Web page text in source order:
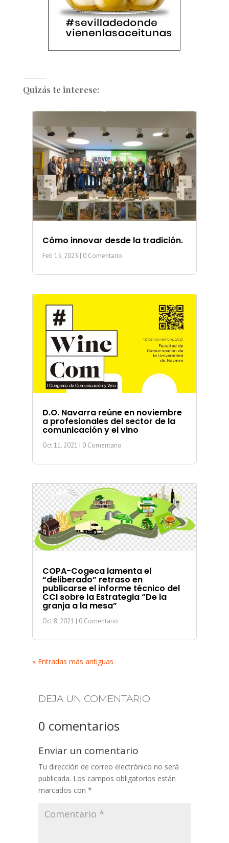
Quizás te interese:
Cómo innovar desde la tradición.
Feb 15, 2023 | 0 Comentario
D.O. Navarra reúne en noviembre
a profesionales del sector de la
comunicación y el vino
Oct 11, 2021 | 0 Comentario
COPA-Cogeca lamenta el
“deliberado” retraso en
publicarse el informe técnico del
CCI sobre la Estrategia “De la
granja a la mesa”
Oct 8, 2021 | 0 Comentario
« Entradas más antiguas
DEJA UN COMENTARIO
0 comentarios
Enviar un comentario
Tu dirección de correo electrónico no será
publicada. Los campos obligatorios están
marcados con *